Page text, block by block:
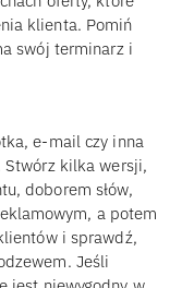
klienta. Pomiń
swój terminarz i
e-mail czy inna
Stwórz kilka wersji,
doborem słów,
a potem
i sprawdź,
Jeśli